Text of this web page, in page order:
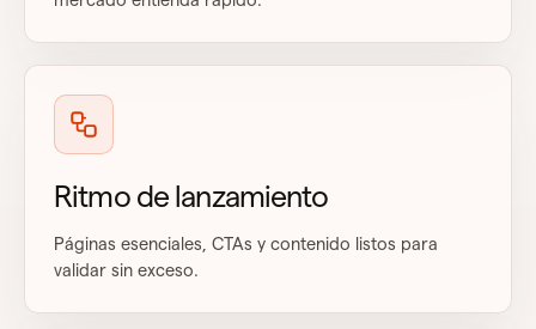
Ritmo de lanzamiento
Páginas esenciales, CTAs y contenido listos para
validar sin exceso.